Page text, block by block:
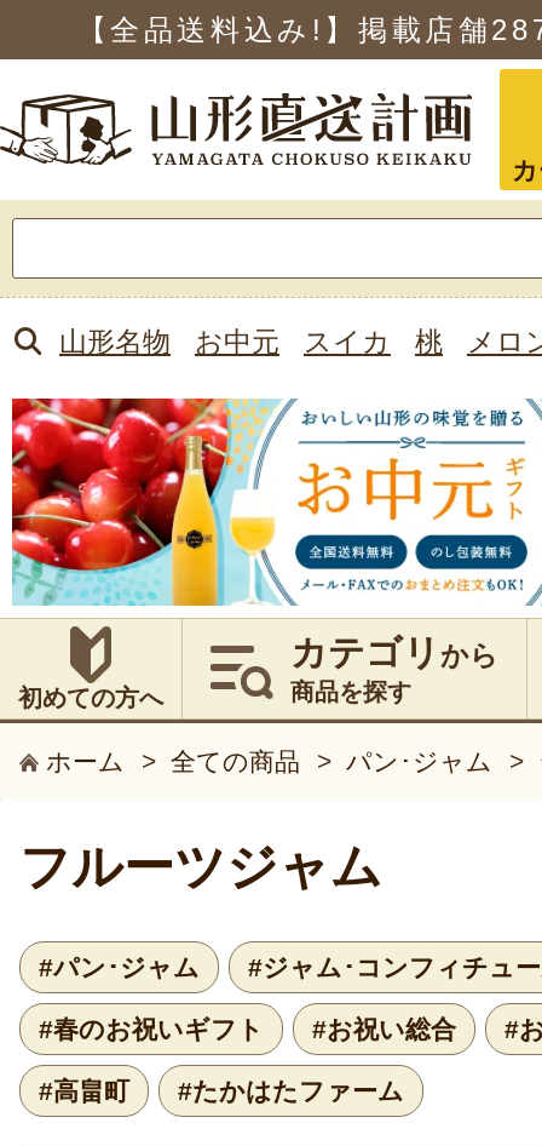
【全品送料込み!】掲載店舗
索:
山形名物 お中元 スイカ 桃 メロ
初めての方へ
カテゴリ から
商品を探す
ホーム > 全ての商品 > パン･ジャム >
フルーツジャム
#パン･ジャム #ジャム･コンフィチュ
#春のお祝いギフト #お祝い総合 #
#高畠町 #たかはたファーム